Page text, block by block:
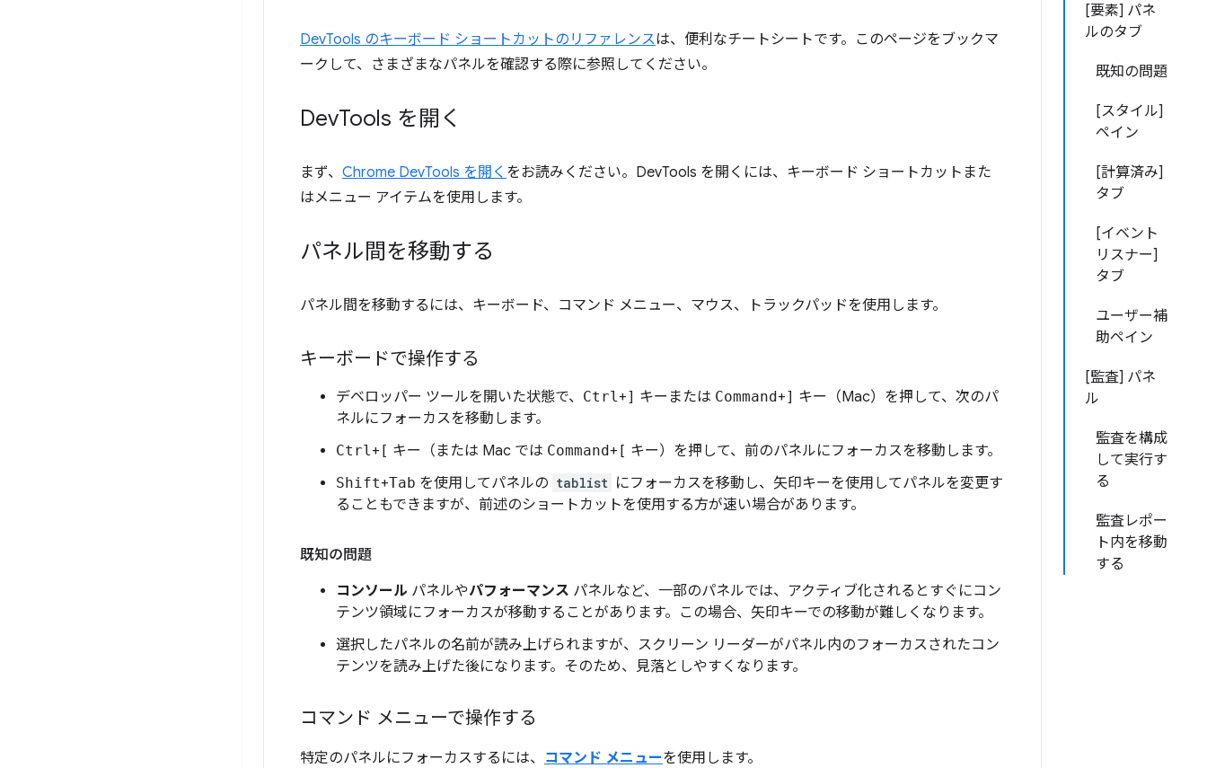
[要素] パネ
ルのタブ
既知の問題
[スタイル]
ペイン
[計算済み]
タブ
[イベント
リスナー]
タブ
ユーザー補
助ペイン
[監査] パネ
ル
監査を構成
して実行す
る
監査レポー
ト内を移動
する
DevTools のキーボード ショートカットのリファレンスは、便利なチートシートです。このページをブックマ
ークして、さまざまなパネルを確認する際に参照してください。
DevTools を開く
まず、 Chrome DevTools を開く をお読みください。DevTools を開くには、キーボード ショートカットまた
はメニュー アイテムを使用します。
パネル間を移動する
パネル間を移動するには、キーボード、コマンド メニュー、マウス、トラックパッドを使用します。
キーボードで操作する
デベロッパー ツールを開いた状態で、 Ctrl+] キーまたは Command+] キー（Mac）を押して、次のパ
ネルにフォーカスを移動します。
Ctrl+ [ キー（または Mac では Command+ [ キー）を押して、前のパネルにフォーカスを移動します。
Shift+Tab を使用してパネルの tablist にフォーカスを移動し、矢印キーを使用してパネルを変更す
ることもできますが、前述のショートカットを使用する方が速い場合があります。
既知の問題
コンソール パネルやパフォーマンス パネルなど、一部のパネルでは、アクティブ化されるとすぐにコン
テンツ領域にフォーカスが移動することがあります。この場合、矢印キーでの移動が難しくなります。
選択したパネルの名前が読み上げられますが、スクリーン リーダーがパネル内のフォーカスされたコン
テンツを読み上げた後になります。そのため、見落としやすくなります。
コマンド メニューで操作する
特定のパネルにフォーカスするには、 コマンド メニューを使用します。